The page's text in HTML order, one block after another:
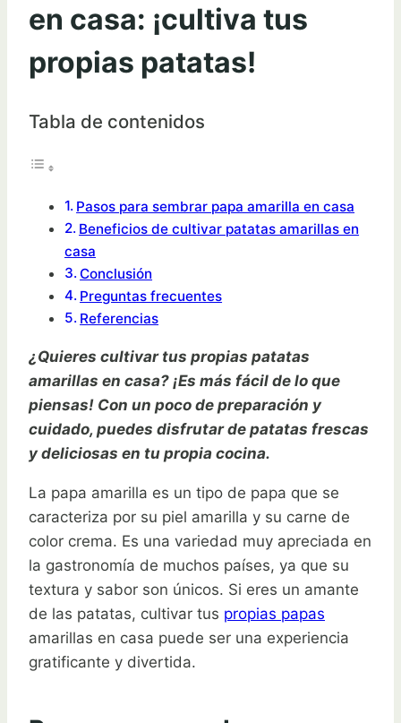
en casa: ¡cultiva tus
propias patatas!
Tabla de contenidos
Pasos para sembrar papa amarilla en casa
Beneficios de cultivar patatas amarillas en
casa
Conclusión
Preguntas frecuentes
Referencias
¿Quieres cultivar tus propias patatas
amarillas en casa? ¡Es más fácil de lo que
piensas! Con un poco de preparación y
cuidado, puedes disfrutar de patatas frescas
y deliciosas en tu propia cocina.
La papa amarilla es un tipo de papa que se
caracteriza por su piel amarilla y su carne de
color crema. Es una variedad muy apreciada en
la gastronomía de muchos países, ya que su
textura y sabor son únicos. Si eres un amante
de las patatas, cultivar tus propias papas
amarillas en casa puede ser una experiencia
gratificante y divertida.